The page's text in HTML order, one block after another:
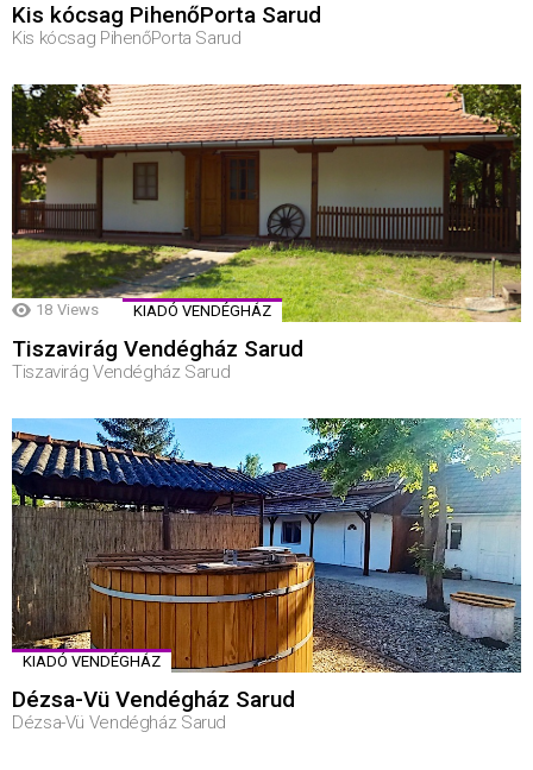
Kis kócsag PihenőPorta Sarud
Kis kócsag PihenőPorta Sarud
18 Views KIADÓ VENDÉGHÁZ
Tiszavirág Vendégház Sarud
Tiszavirág Vendégház Sarud
KIADÓ VENDÉGHÁZ
Dézsa-Vü Vendégház Sarud
Dézsa-Vü Vendégház Sarud